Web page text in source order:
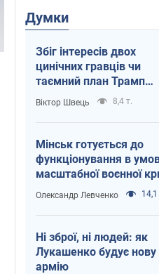
Думки
Збіг інтересів двох
цинічних гравців чи
таємний план Трампа
і Путіна?
Віктор Швець 8,4 т.
Мінськ готується до
функціонування в
масштабної воєнної
Олександр Левченко 14,1
Ні зброї, ні людей: як
Лукашенко будує нову
армію